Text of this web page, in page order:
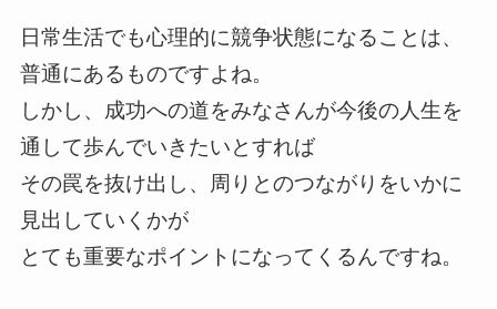
日常生活でも心理的に競争状態になることは、
普通にあるものですよね。
しかし、成功への道をみなさんが今後の人生を
通して歩んでいきたいとすれば
その罠を抜け出し、周りとのつながりをいかに
見出していくかが
とても重要なポイントになってくるんですね。